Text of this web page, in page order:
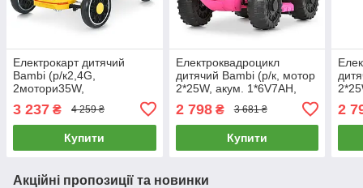
Електрокарт дитячий
Bambi (р/к2,4G,
2мотори35W,
Bluetooth) M 6145(A)EBR-
6 Жовтий
3 237 ₴ 4 259 ₴
Купити
Електроквадроцикл
дитячий Bambi (р/к, мотор
2*25W, акум. 1*6V7AH,
6367ELR-8-11 Рожево-
сірий
2 798₴ 3 681 ₴
Купити
2
Акційні пропозиції та новинки